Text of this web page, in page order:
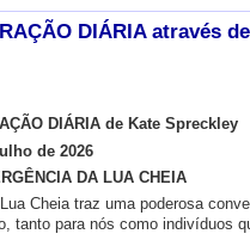
DIÁRIA através
DIÁRIA de Kate Spreckley
de 2026
DA LUA CHEIA
Cheia traz uma poderosa
tanto para nós como indivíduos